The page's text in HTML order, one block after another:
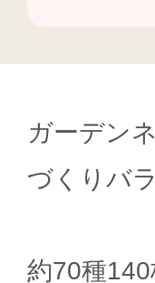
ガーデン
づくりバ
約70種